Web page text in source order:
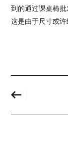
到的通过课桌椅
这是由于尺寸或许